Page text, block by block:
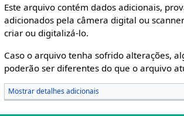
Este arquivo contém dados adicionais,
adicionados pela câmera digital ou
criar ou digitalizá-lo.
Caso o arquivo tenha sofrido alterações,
poderão ser diferentes do que o arquivo
Mostrar detalhes adicionais